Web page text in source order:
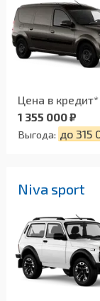
Цена в кредит*
1 355 000 ₽
Выгода: до 315
Niva sport